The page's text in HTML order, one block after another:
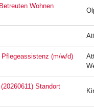
Wohnen
Pflegeassistenz (m/w/d)
Standort